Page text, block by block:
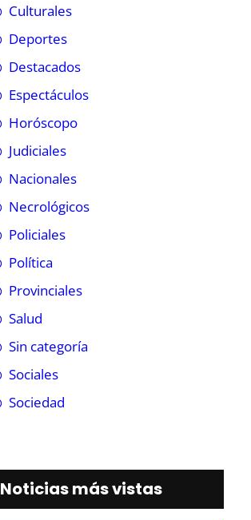
Culturales
Deportes
Destacados
Espectáculos
Horóscopo
Judiciales
Nacionales
Necrológicos
Policiales
Política
Provinciales
Salud
Sin categoría
Sociales
Sociedad
Noticias más vistas